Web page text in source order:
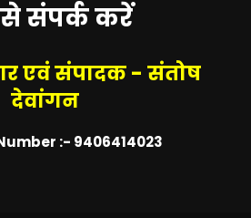
संपर्क करें
एवं संपादक - संतोष
देवांगन
:- 9406414023